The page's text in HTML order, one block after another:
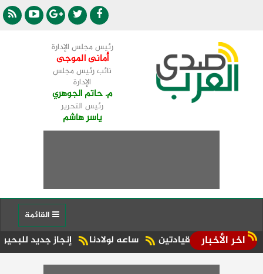
رئيس مجلس الإدارة
أمانى الموجى
نائب رئيس مجلس
الإدارة
م. حاتم الجوهري
رئيس التحرير
ياسر هاشم
اخر الأخبار إنجاز جديد للبحيرة.. شبراخيت وبدر ضمن أفضل 10 وحدات محلية على ساعه لولادنا القيادتين